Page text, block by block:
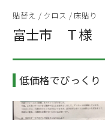
e
b
o
o
k
er
貼替え / クロス /床貼り
富士市 Ｔ様
低価格でびっくり